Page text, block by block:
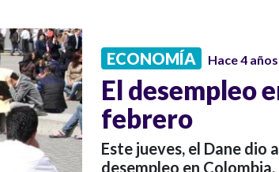
ECONOMÍA Hace 4 años
El desempleo
febrero
Este jueves, el Dane dio
desempleo en Colombia.